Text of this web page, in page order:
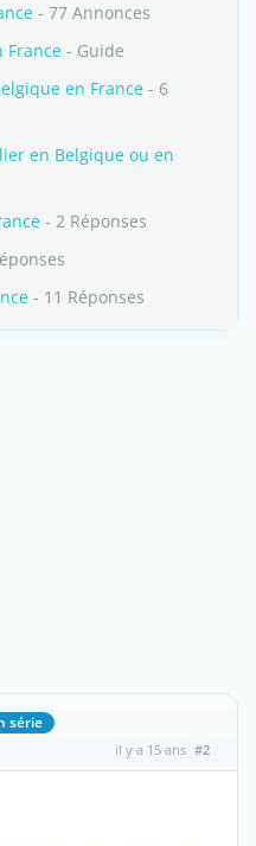
- 77 Annonces
France - Guide
en France - 6
en Belgique ou en
- 2 Réponses
- 11 Réponses
série
il y a 15 ans #2